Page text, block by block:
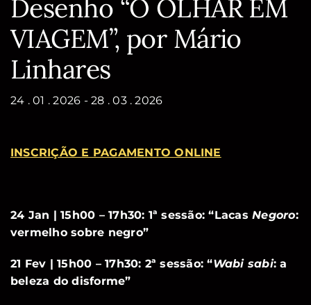
Desenho “O OLHAR EM
VIAGEM”, por Mário
Linhares
24 . 01 . 2026 - 28 . 03 . 2026
INSCRIÇÃO E PAGAMENTO ONLINE
24 Jan | 15h00 – 17h30: 1ª sessão: “LacasNegoro:
vermelho sobre negro”
21 Fev | 15h00 – 17h30: 2ª sessão: “Wabi sabi: a
beleza do disforme”